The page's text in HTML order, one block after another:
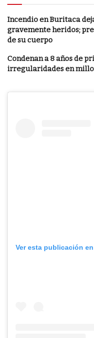
Incendio en Buritaca
gravemente heridos;
de su cuerpo
Condenan a 8 años de
irregularidades en
Ver esta publicación